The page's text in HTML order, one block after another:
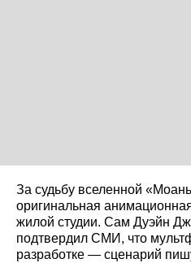
За судьбу вселенной
оригинальная
жилой студии. Сам Дуэйн
подтвердил СМИ, что
разработке — сценарий